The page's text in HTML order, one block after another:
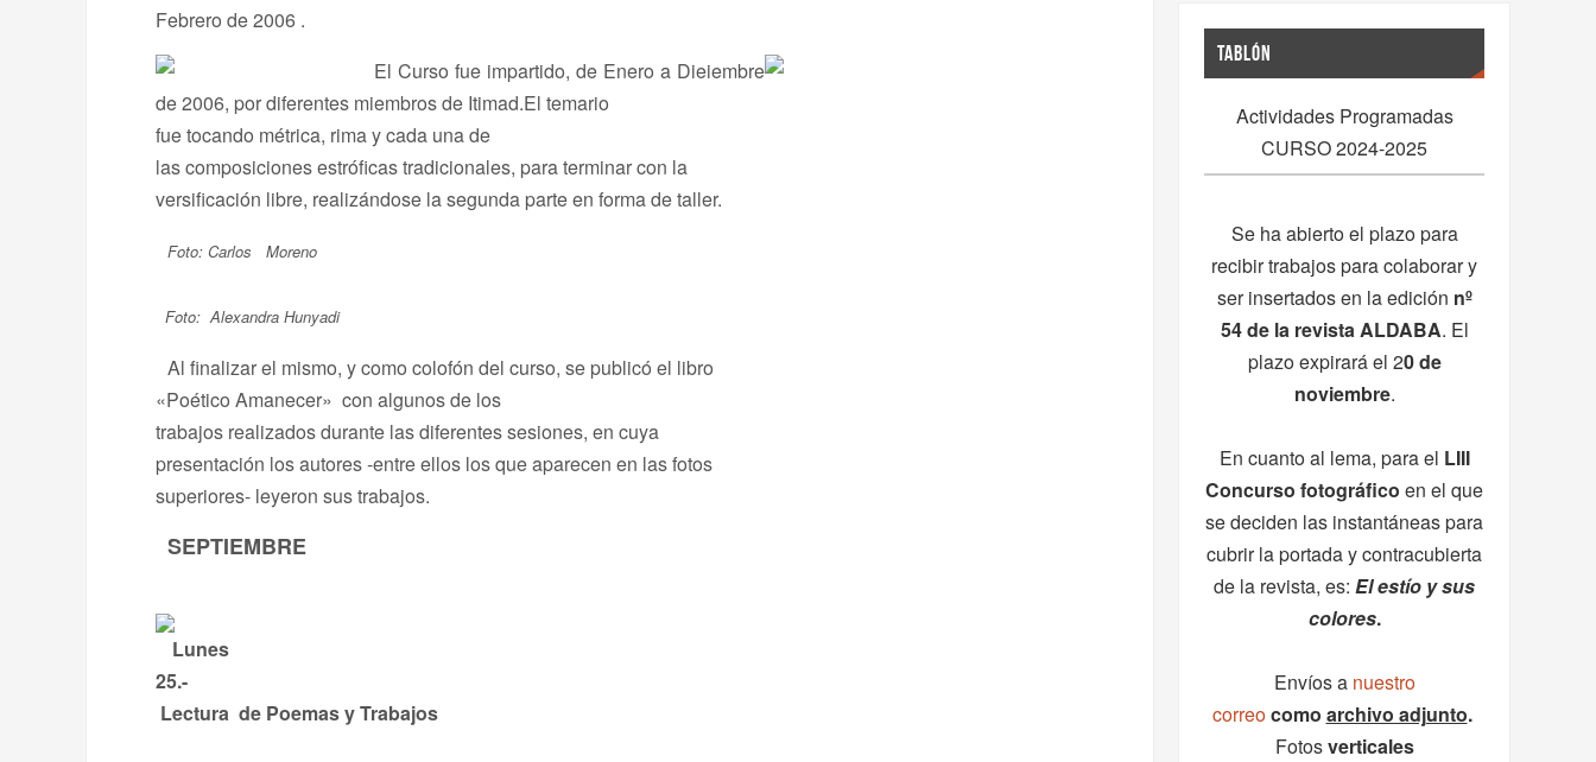
Febrero de 2006 .
El Curso fue impartido, de Enero a Dieiembre
de 2006, por diferentes miembros de Itimad.El temario
fue tocando métrica, rima y cada una de
las composiciones estróficas tradicionales, para terminar con la
versificación libre, realizándose la segunda parte en forma de taller.
Foto: Carlos Moreno
Foto: Alexandra Hunyadi
Al finalizar el mismo, y como colofón del curso, se publicó el libro
«Poético Amanecer» con algunos de los
trabajos realizados durante las diferentes sesiones, en cuya
presentación los autores -entre ellos los que aparecen en las fotos
superiores- leyeron sus trabajos.
SEPTIEMBRE
Lunes
25.-
Lectura de Poemas y Trabajos
TABLÓN
Actividades Programadas
CURSO 2024-2025
Se ha abierto el plazo para
recibir trabajos para colaborar y
ser insertados en la edición nº
54 de la revista ALDABA. El
plazo expirará el 20 de
noviembre.
En cuanto al lema, para el LIII
Concurso fotográfico en el que
se deciden las instantáneas para
cubrir la portada y contracubierta
de la revista, es: El estío y sus
colores.
Envíos a nuestro
correocomo archivo adjunto.
Fotosverticales